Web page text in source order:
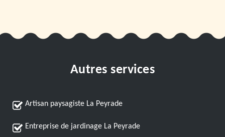
Autres services
Artisan paysagiste La Peyrade
Entreprise de jardinage La Peyrade